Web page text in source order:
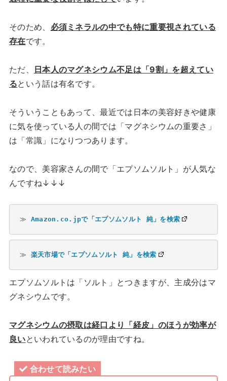
そのため、 必須ミネラルの中でも特に重要視されている
存在です。
ただ、
日本人のマグネシウム不足は「9割」を超えてい
るという話は有名です。
そういうこともあって、最近では日本の美容好きや健康
に気を使っている人の間では「マグネシウムの重要さ」
は「常識」になりつつあります。
なので、美容家さんの間で「エプソムソルト」が人気な
んですね↓↓↓
≫ Amazon.co.jpで「エプソムソルト 純」を検索
≫ 楽天市場で「エプソムソルト 純」を検索
エプソムソルトは「ソルト」とつきますが、主成分はマ
グネシウムです。
マグネシウムの摂取は経口より「経皮」のほうが効率が
良いといわれているのが理由ですね。
合わせて読みたい